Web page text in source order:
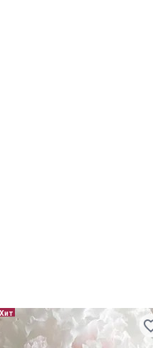
Хит